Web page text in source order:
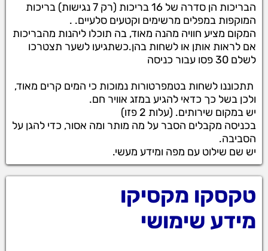
הבריכות הן סדרה של 16 בריכות (רק 7 נגישות) בריכות
המוקפות במפלים מרשימים וקטעים סלעיים. .
המקום מציע חוויה מהנה מאוד, בה תוכלו ליהנות מהבריכות
אם לראות אותן או לשחות בהן.כשתגיעו לשער תצטרכו
לשלם 30 פסו עבור כניסה
תתכוננו לשחות בטמפרטורות נמוכות כי המים קרים מאוד,
ולכן בשל כך כדאי להגיע במזג אוויר חם.
יש במקום שירותים. (עלות 2 פזו)
בכניסה מקבלים הסבר על מה מותר ומה אסור, כדי להגן על
הסביבה.
יש שם שילוט עם מפה ומידע מעשי.
טקסקו מקסיקו
מידע שימושי